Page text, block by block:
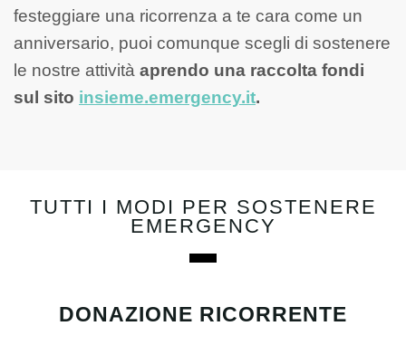
festeggiare una ricorrenza a te cara come un
anniversario, puoi comunque scegli di sostenere
le nostre attività aprendo una raccolta fondi
sul sito insieme.emergency.it.
TUTTI I MODI PER SOSTENERE
EMERGENCY
DONAZIONE RICORRENTE